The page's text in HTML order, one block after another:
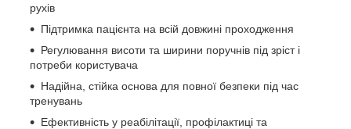
рухів
Підтримка пацієнта на всій довжині проходження
Регулювання висоти та ширини поручнів під зріст і
потреби користувача
Надійна, стійка основа для повної безпеки під час
тренувань
Ефективність у реабілітації, профілактиці та